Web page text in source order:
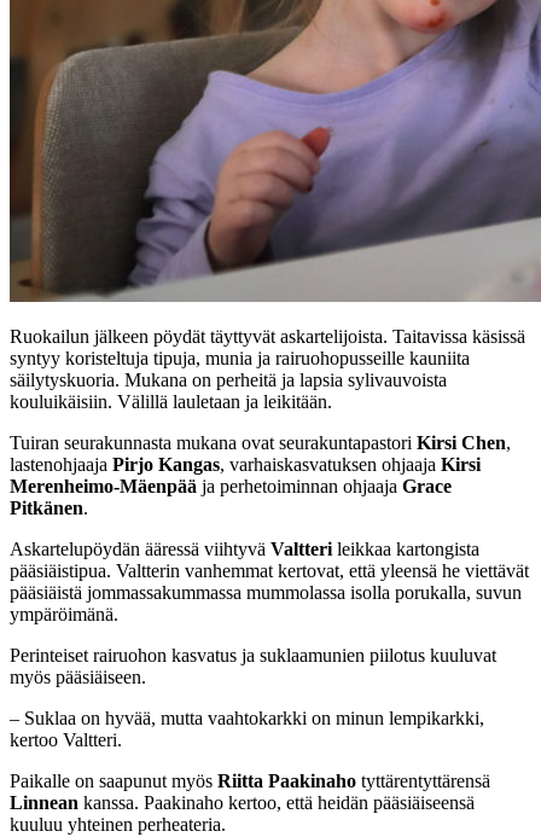
Ruokailun jälkeen pöydät täyttyvät askartelijoista. Taitavissa käsissä
syntyy koristeltuja tipuja, munia ja rairuohopusseille kauniita
säilytyskuoria. Mukana on perheitä ja lapsia sylivauvoista
kouluikäisiin. Välillä lauletaan ja leikitään.
Tuiran seurakunnasta mukana ovat seurakuntapastori Kirsi Chen,
lastenohjaaja Pirjo Kangas, varhaiskasvatuksen ohjaaja Kirsi
Merenheimo-Mäenpää ja perhetoiminnan ohjaaja Grace
Pitkänen.
Askartelupöydän ääressä viihtyvä Valtterileikkaa kartongista
pääsiäistipua. Valtterin vanhemmat kertovat, että yleensä he viettävät
pääsiäistä jommassakummassa mummolassa isolla porukalla, suvun
ympäröimänä.
Perinteiset rairuohon kasvatus ja suklaamunien piilotus kuuluvat
myös pääsiäiseen.
– Suklaa on hyvää, mutta vaahtokarkki on minun lempikarkki,
kertoo Valtteri.
Paikalle on saapunut myös Riitta Paakinaho tyttärentyttärensä
Linnean kanssa. Paakinaho kertoo, että heidän pääsiäiseensä
kuuluu yhteinen perhe­ateria.